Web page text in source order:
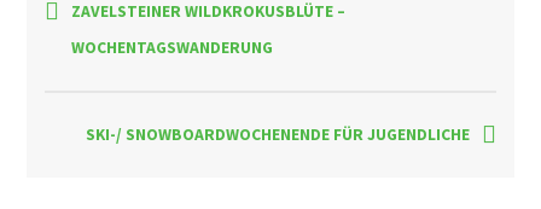
ZAVELSTEINER WILDKROKUSBLÜTE –
WOCHENTAGSWANDERUNG
SKI-/ SNOWBOARDWOCHENENDE FÜR JUGENDLICHE